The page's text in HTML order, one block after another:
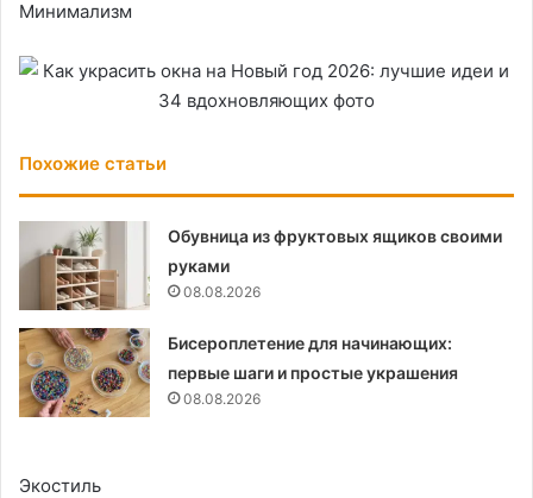
Минимализм
Похожие статьи
Обувница из фруктовых ящиков своими
руками
08.08.2026
Бисероплетение для начинающих:
первые шаги и простые украшения
08.08.2026
Экостиль